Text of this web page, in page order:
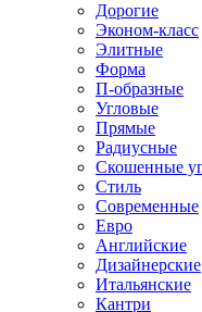
Дорогие
Эконом-класс
Элитные
Форма
П-образные
Угловые
Прямые
Радиусные
Скошенные
Стиль
Современные
Евро
Английские
Дизайнерские
Итальянские
Кантри